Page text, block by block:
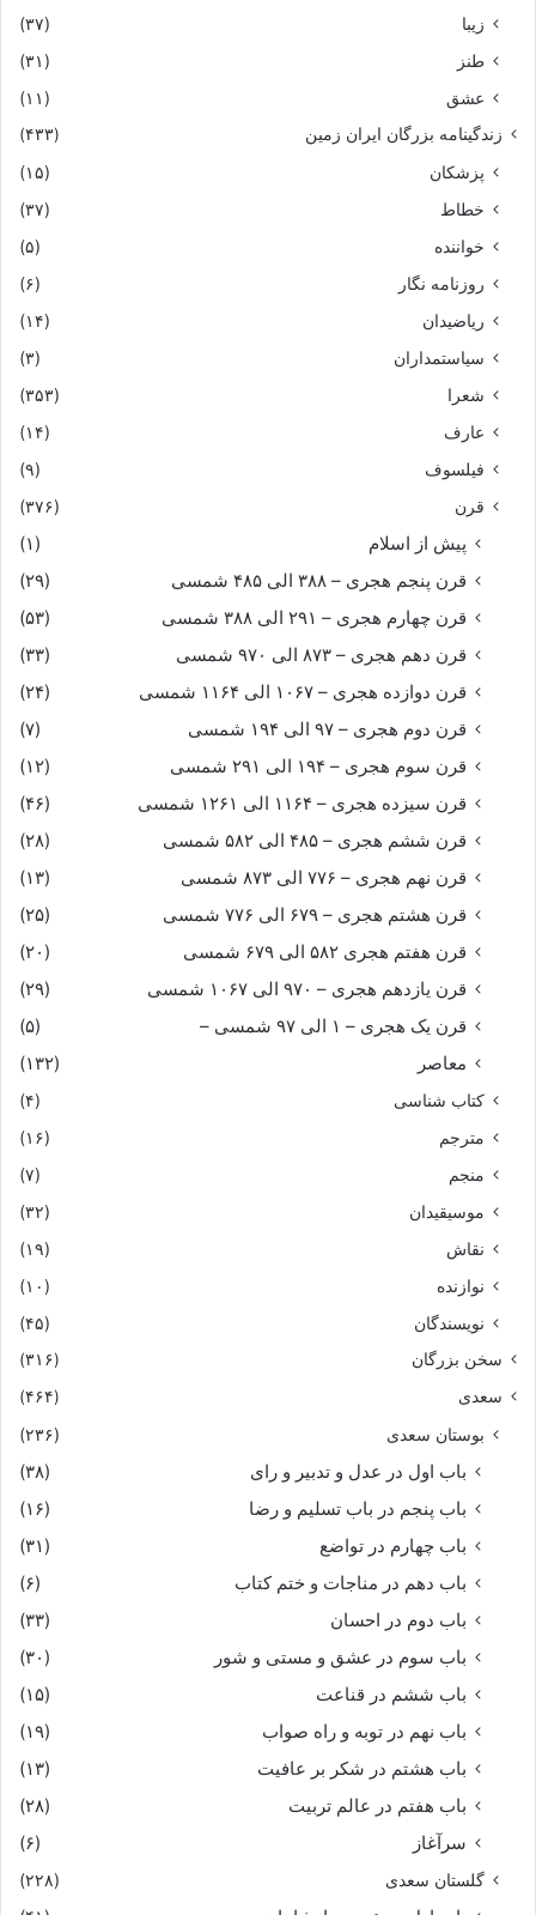
زیبا
(۳۷)
طنز
(۳۱)
عشق
(۱۱)
زندگینامه بزرگان ایران زمین (۴۳۳)
پزشکان
(۱۵)
خطاط
(۳۷)
خواننده
(۵)
روزنامه نگار
(۶)
ریاضیدان
(۱۴)
سیاستمداران
(۳)
شعرا
(۳۵۳)
عارف
(۱۴)
فیلسوف
(۹)
قرن
(۳۷۶)
پیش از اسلام
(۱)
قرن پنجم هجری – ۳۸۸ الی ۴۸۵ شمسی
(۲۹)
قرن چهارم هجری – ۲۹۱ الی ۳۸۸ شمسی
(۵۳)
قرن دهم هجری – ۸۷۳ الی ۹۷۰ شمسی
(۳۳)
قرن دوازده هجری – ۱۰۶۷ الی ۱۱۶۴ شمسی
(۲۴)
قرن دوم هجری – ۹۷ الی ۱۹۴ شمسی
(۷)
قرن سوم هجری – ۱۹۴ الی ۲۹۱ شمسی
(۱۲)
قرن سیزده هجری – ۱۱۶۴ الی ۱۲۶۱ شمسی
(۴۶)
قرن ششم هجری – ۴۸۵ الی ۵۸۲ شمسی
(۲۸)
قرن نهم هجری – ۷۷۶ الی ۸۷۳ شمسی
(۱۳)
قرن هشتم هجری – ۶۷۹ الی ۷۷۶ شمسی
(۲۵)
قرن هفتم هجری ۵۸۲ الی ۶۷۹ شمسی
(۲۰)
قرن یازدهم هجری – ۹۷۰ الی ۱۰۶۷ شمسی
(۲۹)
قرن یک هجری – ۱ الی ۹۷ شمسی –
(۵)
معاصر
(۱۳۲)
کتاب شناسی
(۴)
مترجم
(۱۶)
منجم
(۷)
موسیقیدان
(۳۲)
نقاش
(۱۹)
نوازنده
(۱۰)
نویسندگان
(۴۵)
سخن بزرگان
(۳۱۶)
سعدی
(۴۶۴)
بوستان سعدی (۲۳۶)
باب اول در عدل و تدبیر و رای
(۳۸)
باب پنجم در باب تسلیم و رضا
(۱۶)
باب چهارم در تواضع
(۳۱)
باب دهم در مناجات و ختم کتاب
(۶)
باب دوم در احسان
(۳۳)
باب سوم در عشق و مستی و شور
(۳۰)
باب ششم در قناعت
(۱۵)
باب نهم در توبه و راه صواب
(۱۹)
باب هشتم در شکر بر عافیت
(۱۳)
باب هفتم در عالم تربیت
(۲۸)
سرآغاز
(۶)
گلستان سعدی (۲۲۸)